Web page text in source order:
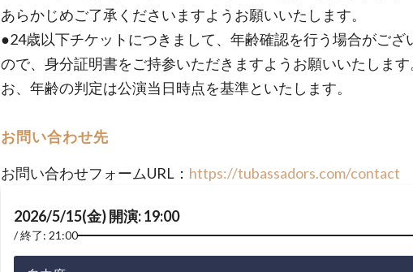
あらかじめご了承くださいますようお願いいたします。
●24歳以下チケットにつきまして、年齢確認を行う場合がござ
ので、身分証明書をご持参いただきますようお願いいたします
お、年齢の判定は公演当日時点を基準といたします。
お問い合わせ先
お問い合わせフォームURL： https://tubassadors.com/contact
2026/5/15(金) 開演: 19:00
終了: 21:00